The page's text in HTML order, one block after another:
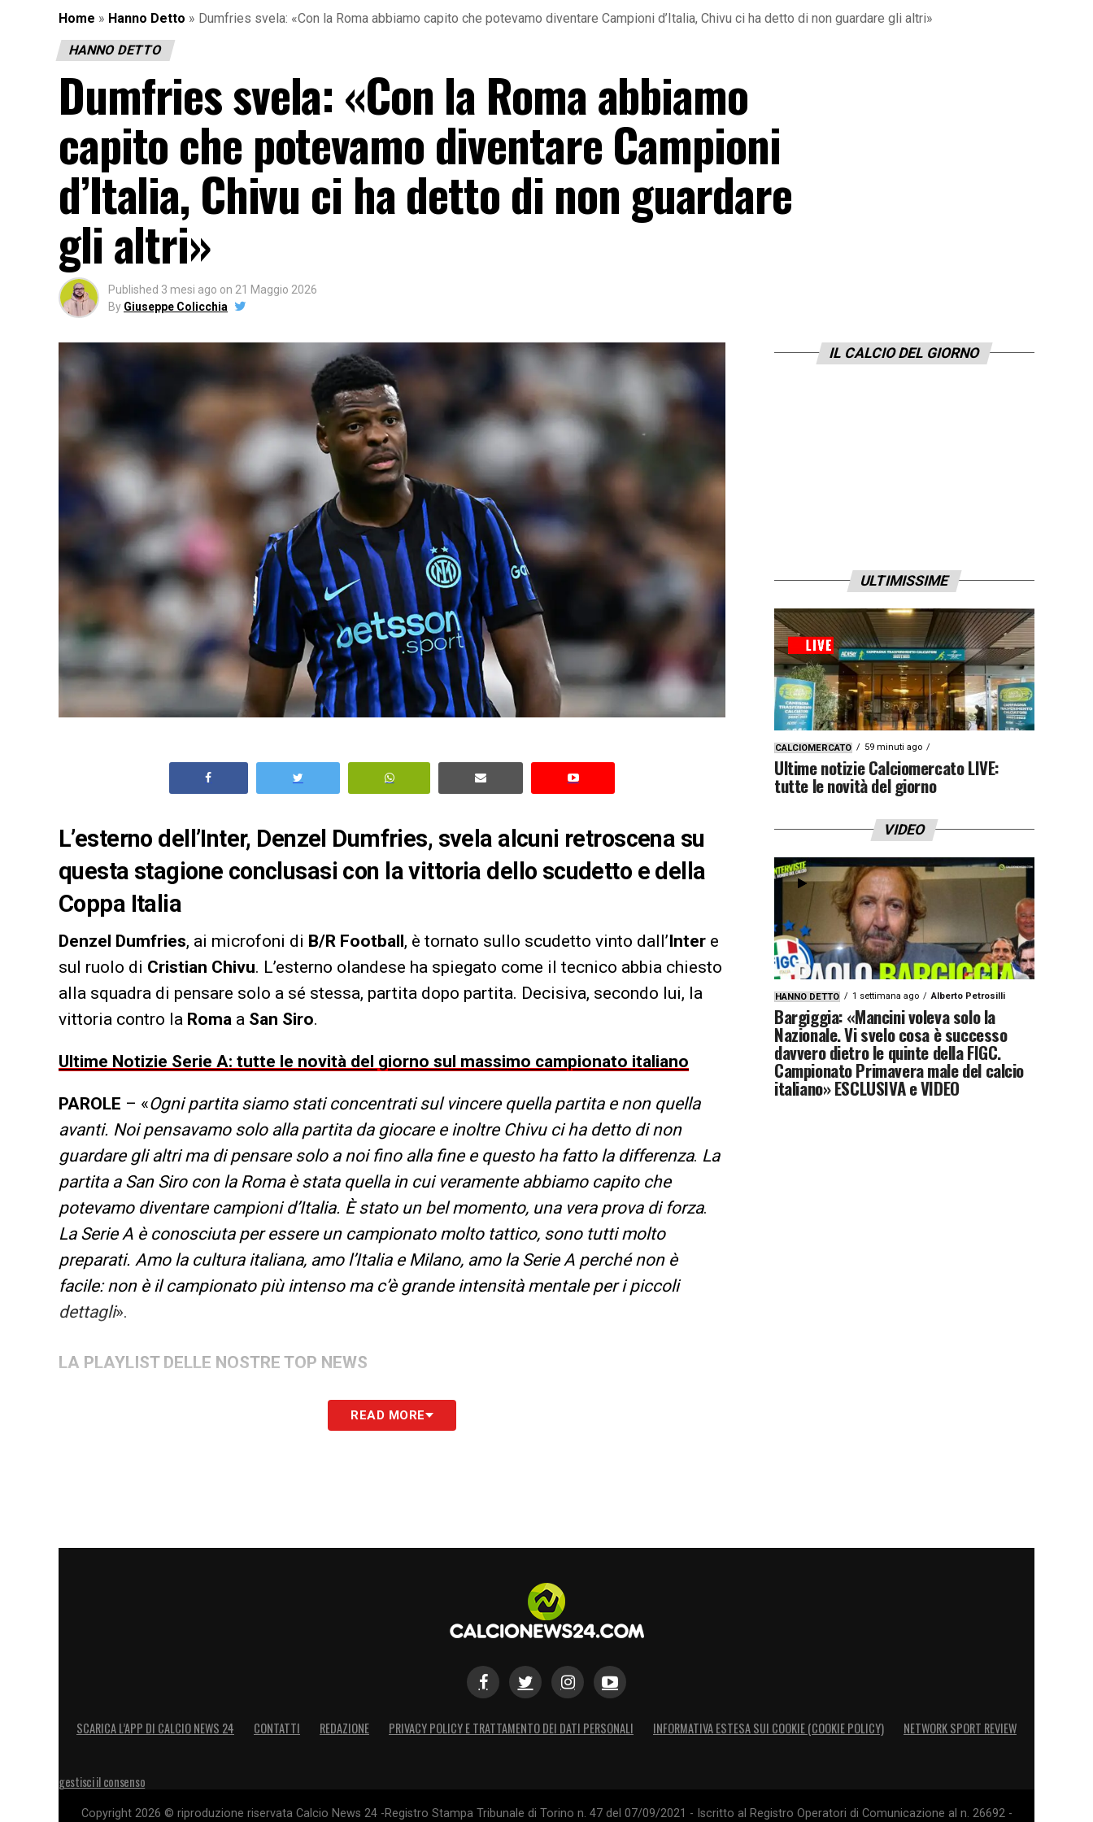
Home » Hanno Detto » Dumfries svela: «Con la Roma abbiamo capito che potevamo diventare Campioni d’Italia, Chivu ci ha detto di non guardare gli altri»
HANNO DETTO
Dumfries svela: «Con la Roma abbiamo
capito che potevamo diventare Campioni
d’Italia, Chivu ci ha detto di non guardare
gli altri»
Published 3 mesi ago on 21 Maggio 2026
By Giuseppe Colicchia
L’esterno dell’Inter, Denzel Dumfries, svela alcuni retroscena su
questa stagione conclusasi con la vittoria dello scudetto e della
Coppa Italia
Denzel Dumfries, ai microfoni di B/R Football, è tornato sullo scudetto vinto dall’Inter e
sul ruolo di Cristian Chivu. L’esterno olandese ha spiegato come il tecnico abbia chiesto
alla squadra di pensare solo a sé stessa, partita dopo partita. Decisiva, secondo lui, la
vittoria contro la Roma a San Siro.
Ultime Notizie Serie A: tutte le novità del giorno sul massimo campionato italiano
PAROLE – «Ogni partita siamo stati concentrati sul vincere quella partita e non quella
avanti. Noi pensavamo solo alla partita da giocare e inoltre Chivu ci ha detto di non
guardare gli altri ma di pensare solo a noi fino alla fine e questo ha fatto la differenza. La
partita a San Siro con la Roma è stata quella in cui veramente abbiamo capito che
potevamo diventare campioni d’Italia. È stato un bel momento, una vera prova di forza.
La Serie A è conosciuta per essere un campionato molto tattico, sono tutti molto
preparati. Amo la cultura italiana, amo l’Italia e Milano, amo la Serie A perché non è
facile: non è il campionato più intenso ma c’è grande intensità mentale per i piccoli
dettagli».
LA PLAYLIST DELLE NOSTRE TOP NEWS
READ MORE
IL CALCIO DEL GIORNO
ULTIMISSIME
CALCIOMERCATO 59 minuti ago
Ultime notizie Calciomercato LIVE:
tutte le novità del giorno
VIDEO
HANNO DETTO 1 settimana ago Alberto Petrosilli
Bargiggia: «Mancini voleva solo la
Nazionale. Vi svelo cosa è successo
davvero dietro le quinte della FIGC.
Campionato Primavera male del calcio
italiano» ESCLUSIVA e VIDEO
SCARICA L’APP DI CALCIO NEWS 24 CONTATTI REDAZIONE PRIVACY POLICY E TRATTAMENTO DEI DATI PERSONALI INFORMATIVA ESTESA SUI COOKIE (COOKIE POLICY) NETWORK SPORT REVIEW
gestisci il consenso
Copyright 2026 © riproduzione riservata Calcio News 24 -Registro Stampa Tribunale di Torino n. 47 del 07/09/2021 - Iscritto al Registro Operatori di Comunicazione al n. 26692 -